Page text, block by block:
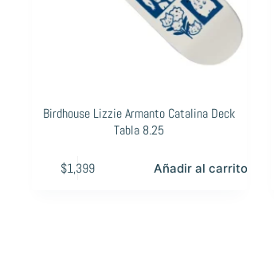
Birdhouse Lizzie Armanto Catalina Deck
Tabla 8.25
$1,399 Añadir al carrito